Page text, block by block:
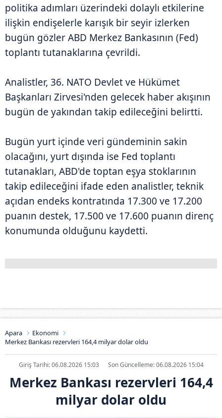
politika adımları üzerindeki dolaylı etkilerine
ilişkin endişelerle karışık bir seyir izlerken
bugün gözler ABD Merkez Bankasının (Fed)
toplantı tutanaklarına çevrildi.
Analistler, 36.⁠ ⁠NATO Devlet ve Hükümet
Başkanları Zirvesi'nden gelecek haber akışının
bugün de yakından takip edileceğini belirtti.
Bugün yurt içinde veri gündeminin sakin
olacağını, yurt dışında ise Fed toplantı
tutanakları, ABD'de toptan eşya stoklarının
takip edileceğini ifade eden analistler, teknik
açıdan endeks kontratında 17.300 ve 17.200
puanın destek, 17.500 ve 17.600 puanın direnç
konumunda olduğunu kaydetti.
Apara
Ekonomi
Merkez Bankası rezervleri 164,4 milyar dolar oldu
Giriş Tarihi: 06.08.2026 15:03 Son Güncelleme: 06.08.2026 15:04
Merkez Bankası rezervleri 164,4
milyar dolar oldu